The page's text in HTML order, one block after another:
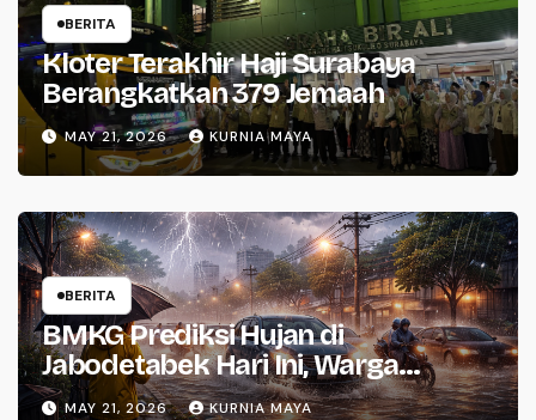
BERITA
Kloter Terakhir Haji Surabaya
Berangkatkan 379 Jemaah
MAY 21, 2026 KURNIA MAYA
BERITA
BMKG Prediksi Hujan di
Jabodetabek Hari Ini, Warga
Waspada
MAY 21, 2026 KURNIA MAYA